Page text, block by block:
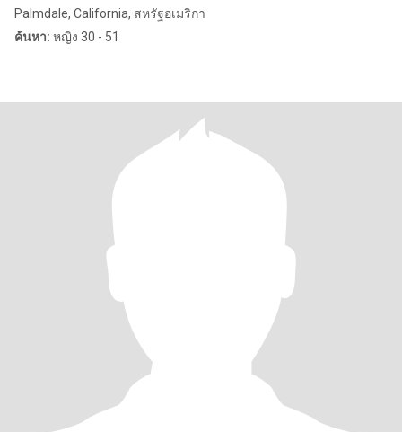
Palmdale, California, สหรัฐอเมริกา
ค้นหา: หญิง 30 - 51